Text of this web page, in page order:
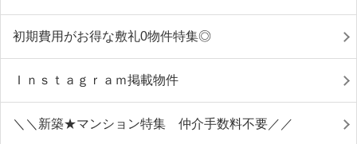
初期費用がお得な敷礼0物件特集◎
Ｉｎｓｔａｇｒａｍ掲載物件
＼＼新築★マンション特集 仲介手数料不要／／